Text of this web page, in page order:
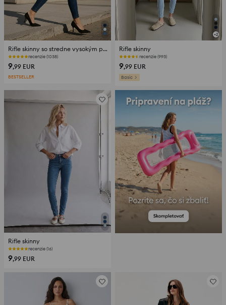
Rifle skinny so stredne vysokým pásom
recenzie (1038)
9,99 EUR
BESTSELLER
+2
Rifle skinny
recenzie (993)
9,99 EUR
Basic
Rifle skinny
recenzie (16)
9,99 EUR